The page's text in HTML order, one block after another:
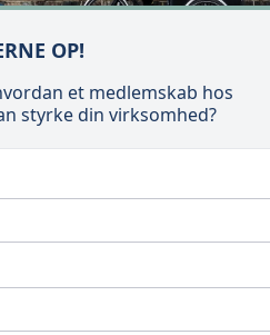
OP!
et medlemskab hos
styrke din virksomhed?